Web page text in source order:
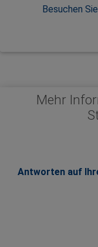
Besuchen
Mehr
Antworten auf